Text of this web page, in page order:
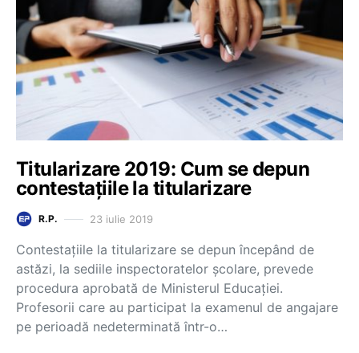
Titularizare 2019: Cum se depun
contestațiile la titularizare
R.P. 23 iulie 2019
Contestațiile la titularizare se depun începând de
astăzi, la sediile inspectoratelor școlare, prevede
procedura aprobată de Ministerul Educației.
Profesorii care au participat la examenul de angajare
pe perioadă nedeterminată într-o…